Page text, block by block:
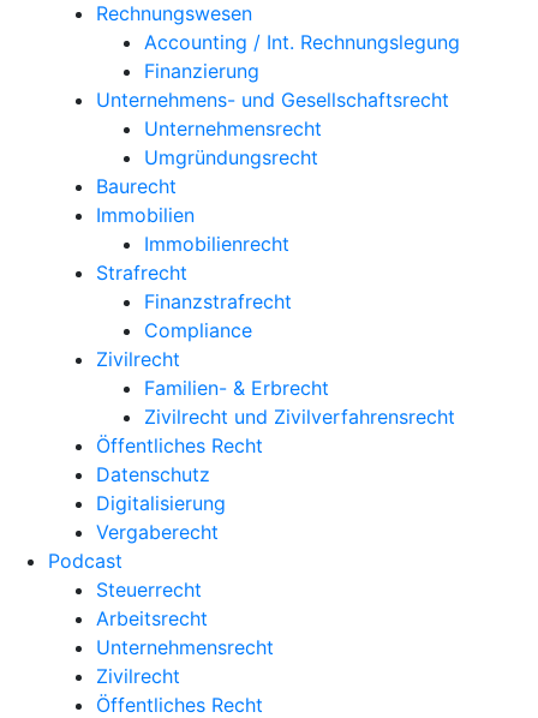
Rechnungswesen
Accounting / Int. Rechnungslegung
Finanzierung
Unternehmens- und Gesellschaftsrecht
Unternehmensrecht
Umgründungsrecht
Baurecht
Immobilien
Immobilienrecht
Strafrecht
Finanzstrafrecht
Compliance
Zivilrecht
Familien- & Erbrecht
Zivilrecht und Zivilverfahrensrecht
Öffentliches Recht
Datenschutz
Digitalisierung
Vergaberecht
Podcast
Steuerrecht
Arbeitsrecht
Unternehmens­recht
Zivilrecht
Öffentliches Recht